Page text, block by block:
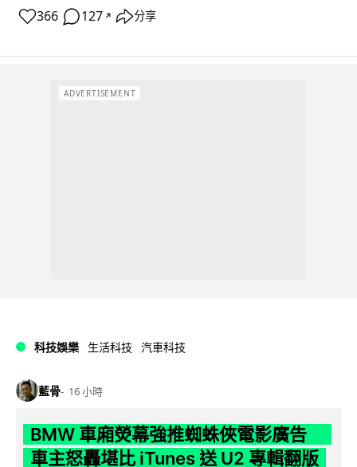
366 127 ↗ 分享
ADVERTISEMENT
科技娛樂 生活科技 汽車科技
藍骨 16 小時
BMW 車廂熒幕強推蜘蛛俠電影廣告
車主怒轟堪比 iTunes 送 U2 專輯翻版